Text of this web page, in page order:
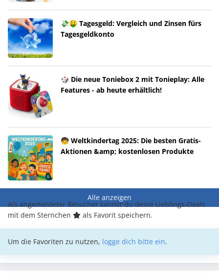
💸🤑 Tagesgeld: Vergleich und Zinsen fürs
Tagesgeldkonto
🎲 Die neue Toniebox 2 mit Tonieplay: Alle
Features - ab heute erhältlich!
🧒 Weltkindertag 2025: Die besten Gratis-
Aktionen &amp; kostenlosen Produkte
Alle anzeigen
Als angemeldeter Besucher kannst du deine Lieblings-Deals
mit dem Sternchen
als Favorit speichern.
Um die Favoriten zu nutzen, logge dich bitte ein.